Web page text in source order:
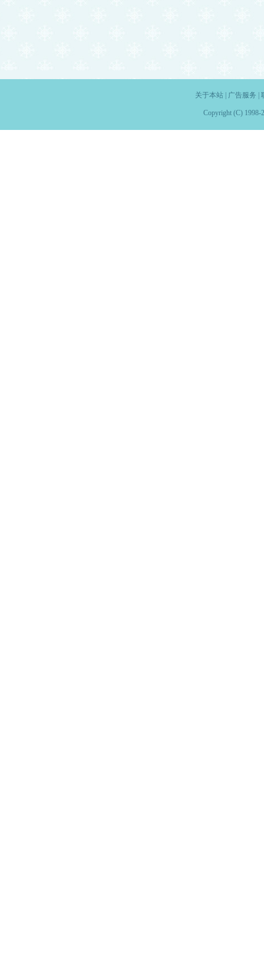
关于本站| 广告服务
Copyright (C) 1998-